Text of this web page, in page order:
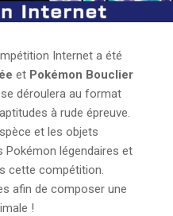
Internet a été
et Pokémon Bouclier
se déroulera au format
à rude épreuve.
et les objets
Pokémon légendaires et
cette compétition.
afin de composer une
!